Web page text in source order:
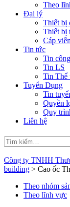
Theo
Đại lý
Thiết bị
Thiết bị
Cáp
Tin tức
Tin
Tin LS
Tin Thể
Tuyển Dụng
Tin
Quyền
Quy
Liên hệ
Công ty TNHH
building > Cao ốc
Theo nhóm
Theo lĩnh vực